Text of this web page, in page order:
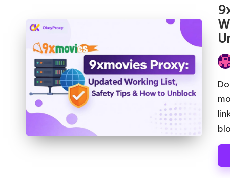
服
务
器
[
免
费
试
试
用、
教
程、
在
发
布